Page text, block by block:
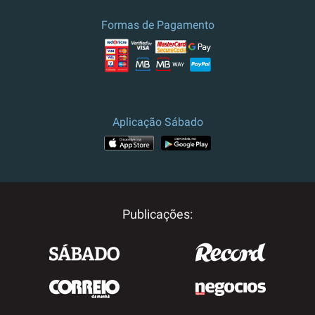
Preço e campanha válidos para
Portugal. Para outros destinos, por
favor contacte-nos.
Formas de Pagamento
Aplicação Sábado
Publicações: